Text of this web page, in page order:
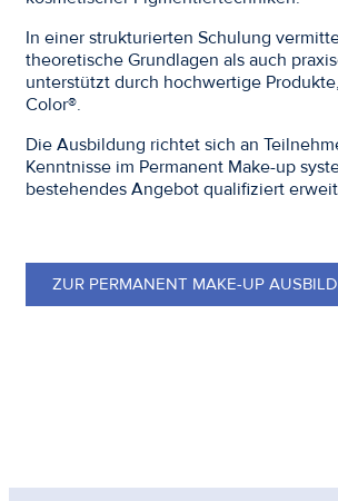
In einer strukturierten Schulung
theoretische Grundlagen als auch
unterstützt durch hochwertige
Color®.
Die Ausbildung richtet sich an
Kenntnisse im Permanent Make-up
bestehendes Angebot qualifiziert
ZUR PERMANENT MAKE-UP